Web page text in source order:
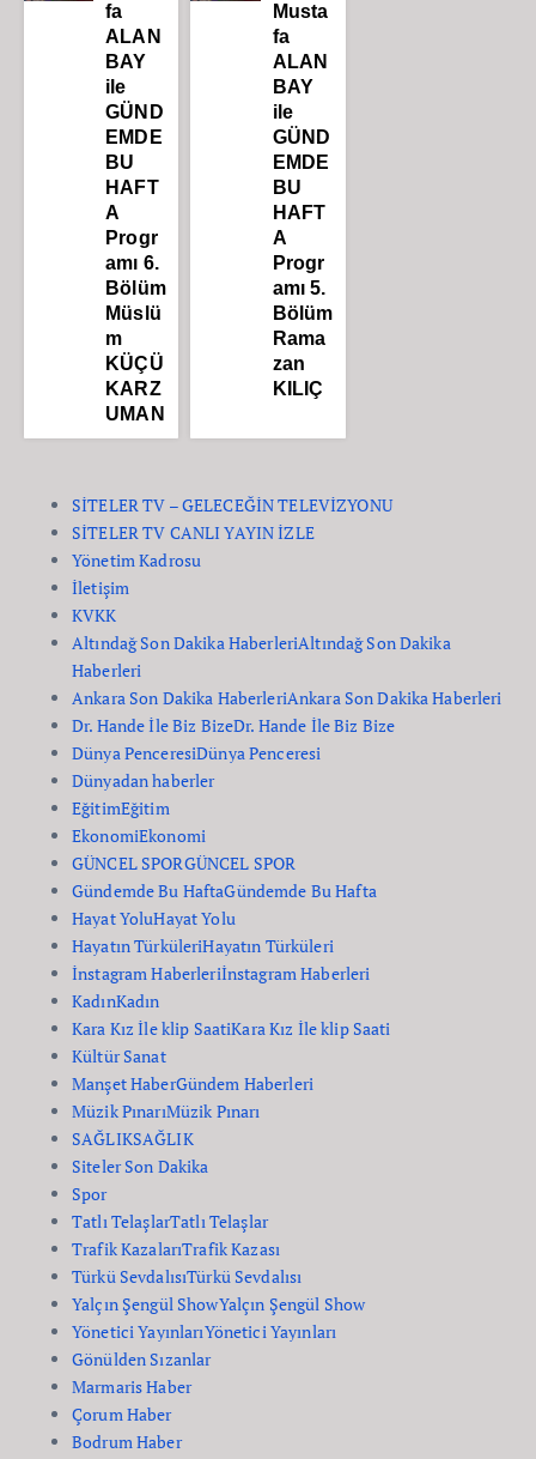
fa
ALAN
BAY
ile
GÜND
EMDE
BU
HAFT
A
Progr
amı 6.
Bölüm
Müslü
m
KÜÇÜ
KARZ
UMAN
Musta
fa
ALAN
BAY
ile
GÜND
EMDE
BU
HAFT
A
Progr
amı 5.
Bölüm
Rama
zan
KILIÇ
SİTELER TV – GELECEĞİN TELEVİZYONU
SİTELER TV CANLI YAYIN İZLE
Yönetim Kadrosu
İletişim
KVKK
Altındağ Son Dakika HaberleriAltındağ Son Dakika
Haberleri
Ankara Son Dakika HaberleriAnkara Son Dakika Haberleri
Dr. Hande İle Biz BizeDr. Hande İle Biz Bize
Dünya PenceresiDünya Penceresi
Dünyadan haberler
EğitimEğitim
EkonomiEkonomi
GÜNCEL SPORGÜNCEL SPOR
Gündemde Bu HaftaGündemde Bu Hafta
Hayat YoluHayat Yolu
Hayatın TürküleriHayatın Türküleri
İnstagram Haberleriİnstagram Haberleri
KadınKadın
Kara Kız İle klip SaatiKara Kız İle klip Saati
Kültür Sanat
Manşet HaberGündem Haberleri
Müzik PınarıMüzik Pınarı
SAĞLIKSAĞLIK
Siteler Son Dakika
Spor
Tatlı TelaşlarTatlı Telaşlar
Trafik KazalarıTrafik Kazası
Türkü SevdalısıTürkü Sevdalısı
Yalçın Şengül ShowYalçın Şengül Show
Yönetici YayınlarıYönetici Yayınları
Gönülden Sızanlar
Marmaris Haber
Çorum Haber
Bodrum Haber